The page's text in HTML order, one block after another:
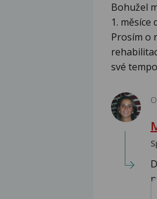
Bohužel
1.
Prosím o
své